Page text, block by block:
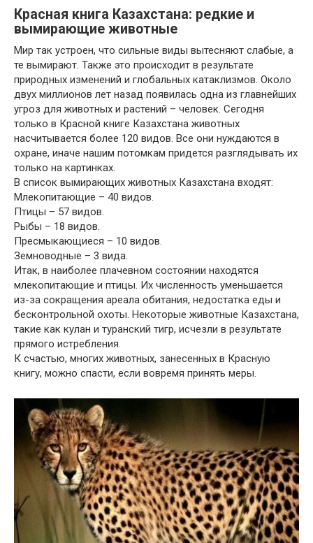
Красная книга Казахстана: редкие и
вымирающие животные
Мир так устроен, что сильные виды вытесняют слабые, а
те вымирают. Также это происходит в результате
природных изменений и глобальных катаклизмов. Около
двух миллионов лет назад появилась одна из главнейших
угроз для животных и растений – человек. Сегодня
только в Красной книге Казахстана животных
насчитывается более 120 видов. Все они нуждаются в
охране, иначе нашим потомкам придется разглядывать их
только на картинках.
В список вымирающих животных Казахстана входят:
Млекопитающие – 40 видов.
Птицы – 57 видов.
Рыбы – 18 видов.
Пресмыкающиеся – 10 видов.
Земноводные – 3 вида.
Итак, в наиболее плачевном состоянии находятся
млекопитающие и птицы. Их численность уменьшается
из-за сокращения ареала обитания, недостатка еды и
бесконтрольной охоты. Некоторые животные Казахстана,
такие как кулан и туранский тигр, исчезли в результате
прямого истребления.
К счастью, многих животных, занесенных в Красную
книгу, можно спасти, если вовремя принять меры.